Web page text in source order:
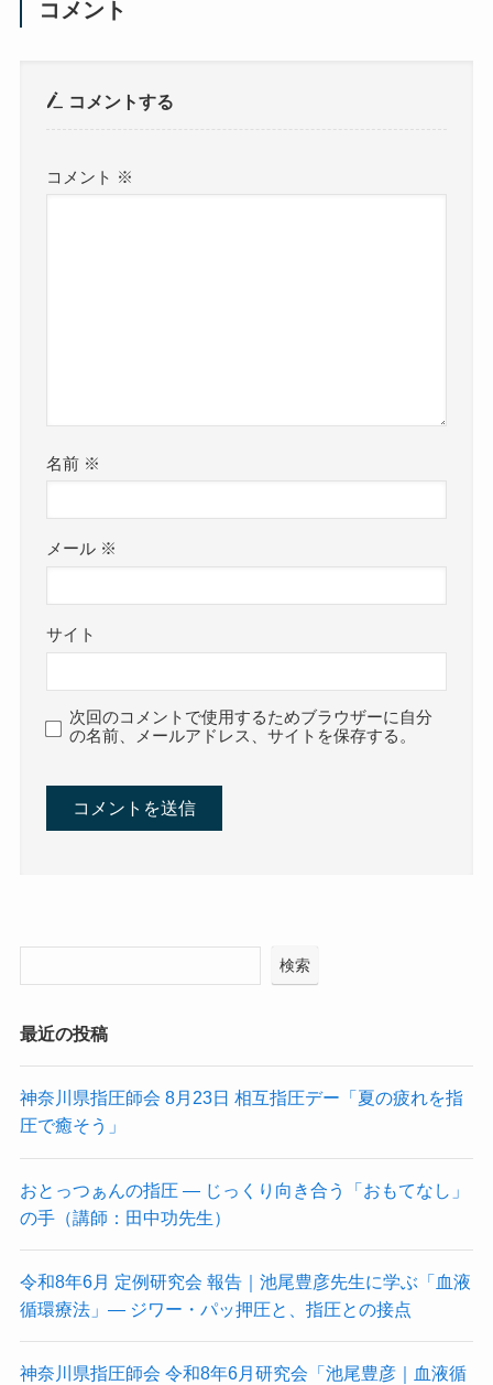
コメント
コメントする
コメント ※
名前 ※
メール ※
サイト
次回のコメントで使用するためブラウザーに自分
の名前、メールアドレス、サイトを保存する。
検索
最近の投稿
神奈川県指圧師会 8月23日 相互指圧デー「夏の疲れを指
圧で癒そう」
おとっつぁんの指圧 ― じっくり向き合う「おもてなし」
の手（講師：田中功先生）
令和8年6月 定例研究会 報告｜池尾豊彦先生に学ぶ「血液
循環療法」― ジワー・パッ押圧と、指圧との接点
神奈川県指圧師会 令和8年6月研究会「池尾豊彦｜血液循